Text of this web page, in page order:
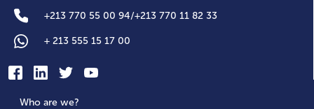
+213 770 55 00 94/+213 770 11 82 33
+ 213 555 15 17 00
Who are we?